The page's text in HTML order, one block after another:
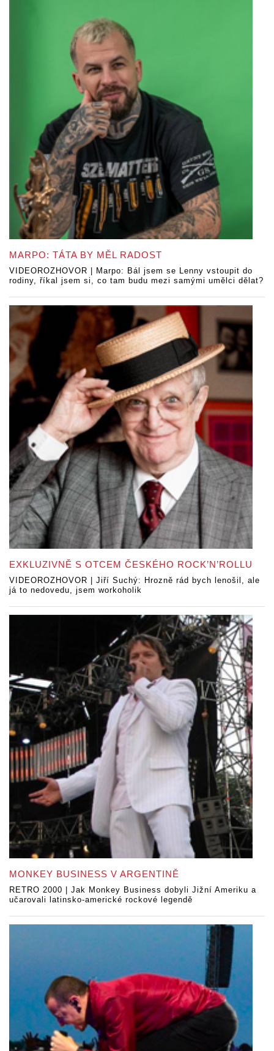
MARPO: TÁTA BY MĚL RADOST
VIDEOROZHOVOR | Marpo: Bál jsem se Lenny vstoupit do
rodiny, říkal jsem si, co tam budu mezi samými umělci dělat?
EXKLUZIVNĚ S OTCEM ČESKÉHO ROCK’N’ROLLU
VIDEOROZHOVOR | Jiří Suchý: Hrozně rád bych lenošil, ale
já to nedovedu, jsem workoholik
MONKEY BUSINESS V ARGENTINĚ
RETRO 2000 | Jak Monkey Business dobyli Jižní Ameriku a
učarovali latinsko-americké rockové legendě